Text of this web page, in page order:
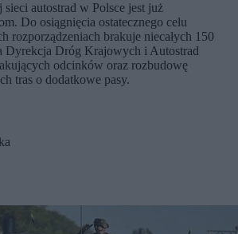
autostrad w Polsce jest już
Do osiągnięcia ostatecznego celu
rozporządzeniach brakuje niecałych 150
Dyrekcja Dróg Krajowych i Autostrad
odcinków oraz rozbudowę
tras o dodatkowe pasy.